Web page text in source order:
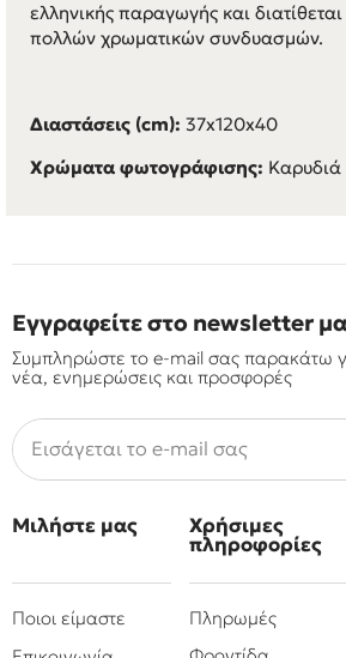
ελληνικής παραγωγής και
πολλών χρωματικών συνδυασμών.
Διαστάσεις (cm): 37x120x40
Χρώματα φωτογράφισης: Καρυδιά
Εγγραφείτε στο newsletter
Συμπληρώστε το e-mail σας παρακάτω
νέα, ενημερώσεις και προσφορές
Μιλήστε μας
Ποιοι είμαστε
Χρήσιμες
πληροφορίες
Πληρωμές